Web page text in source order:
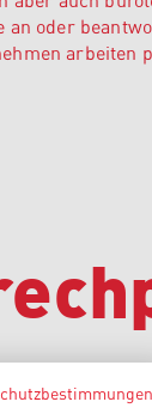
an oder
arbeiten